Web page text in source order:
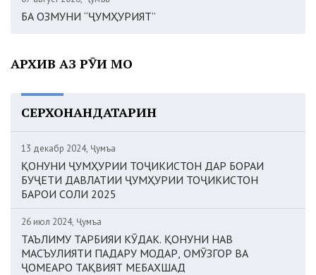
БА ОЗМУНИ “ҶУМҲУРИЯТ”
АРХИВ АЗ РӮИ МОҲ
СЕРХОНАНДАТАРИН
13 декабр 2024, Ҷумъа
ҚОНУНИ ҶУМҲУРИИ ТОҶИКИСТОН ДАР БОРАИ
БУҶЕТИ ДАВЛАТИИ ҶУМҲУРИИ ТОҶИКИСТОН
БАРОИ СОЛИ 2025
26 июл 2024, Ҷумъа
ТАЪЛИМУ ТАРБИЯИ КӮДАК. ҚОНУНИ НАВ
МАСЪУЛИЯТИ ПАДАРУ МОДАР, ОМӮЗГОР ВА
ҶОМЕАРО ТАҚВИЯТ МЕБАХШАД